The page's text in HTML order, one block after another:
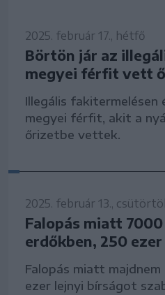
2025. február 17., hétfő
Börtön jár az
megyei férfit vett
Illegális
megyei férfit, akit a
őrizetbe vettek.
2025. február 13.,
Falopás miatt
erdőkben, 250
Falopás miatt
ezer lejnyi bírságot